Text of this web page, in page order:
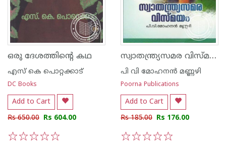
ഒരു ദേശത്തിന്റെ കഥ
എസ്‌ കെ പൊറ്റക്കാട്‌
DC Books
Add to Cart
Rs 650.00 Rs 604.00
സ്വാതന്ത്ര്യസമര വിസ്മയം
പി വി മോഹനന്‍ മണ്ണഴി
Poorna Publications
Add to Cart
Rs 185.00 Rs 176.00